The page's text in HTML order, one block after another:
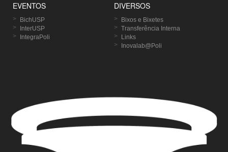
EVENTOS
BichUSP
InterUSP
IntegraPoli
DIVERSOS
Bixos e Bixetes
Transferência Interna
Links
Inovalab@Poli